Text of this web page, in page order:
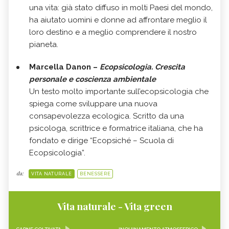
una vita: già stato diffuso in molti Paesi del mondo,
ha aiutato uomini e donne ad affrontare meglio il
loro destino e a meglio comprendere il nostro
pianeta.
Marcella Danon – Ecopsicologia. Crescita
personale e coscienza ambientale
Un testo molto importante sull’ecopsicologia che
spiega come sviluppare una nuova
consapevolezza ecologica. Scritto da una
psicologa, scrittrice e formatrice italiana, che ha
fondato e dirige “Ecopsiché – Scuola di
Ecopsicologia”.
da: VITA NATURALE BENESSERE
Vita naturale - Vita green